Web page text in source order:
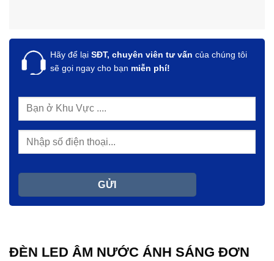
Hãy để lại SĐT, chuyên viên tư vấn của chúng tôi
sẽ gọi ngay cho bạn miễn phí!
ĐÈN LED ÂM NƯỚC ÁNH SÁNG ĐƠN